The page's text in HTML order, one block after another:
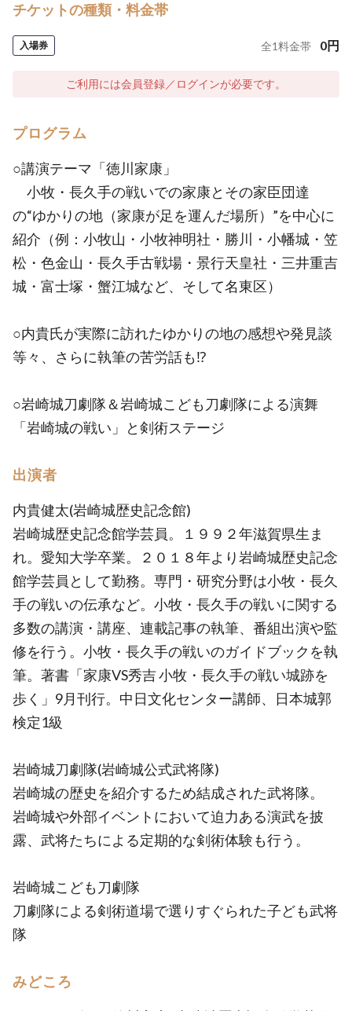
チケットの種類・料金帯
入場券 全1料金帯 0円
ご利用には会員登録／ログインが必要です。
プログラム
○講演テーマ「徳川家康」
小牧・長久手の戦いでの家康とその家臣団達
の“ゆかりの地（家康が足を運んだ場所）”を中心に
紹介（例：小牧山・小牧神明社・勝川・小幡城・笠
松・色金山・長久手古戦場・景行天皇社・三井重吉
城・富士塚・蟹江城など、そして名東区）
○内貴氏が実際に訪れたゆかりの地の感想や発見談
等々、さらに執筆の苦労話も⁉
○岩崎城刀劇隊＆岩崎城こども刀劇隊による演舞
「岩崎城の戦い」と剣術ステージ
出演者
内貴健太(岩崎城歴史記念館)
岩崎城歴史記念館学芸員。１９９２年滋賀県生ま
れ。愛知大学卒業。２０１８年より岩崎城歴史記念
館学芸員として勤務。専門・研究分野は小牧・長久
手の戦いの伝承など。小牧・長久手の戦いに関する
多数の講演・講座、連載記事の執筆、番組出演や監
修を行う。小牧・長久手の戦いのガイドブックを執
筆。著書「家康VS秀吉 小牧・長久手の戦い城跡を
歩く」9月刊行。中日文化センター講師、日本城郭
検定1級
岩崎城刀劇隊(岩崎城公式武将隊)
岩崎城の歴史を紹介するため結成された武将隊。
岩崎城や外部イベントにおいて迫力ある演武を披
露、武将たちによる定期的な剣術体験も行う。
岩崎城こども刀劇隊
刀劇隊による剣術道場で選りすぐられた子ども武将
隊
みどころ